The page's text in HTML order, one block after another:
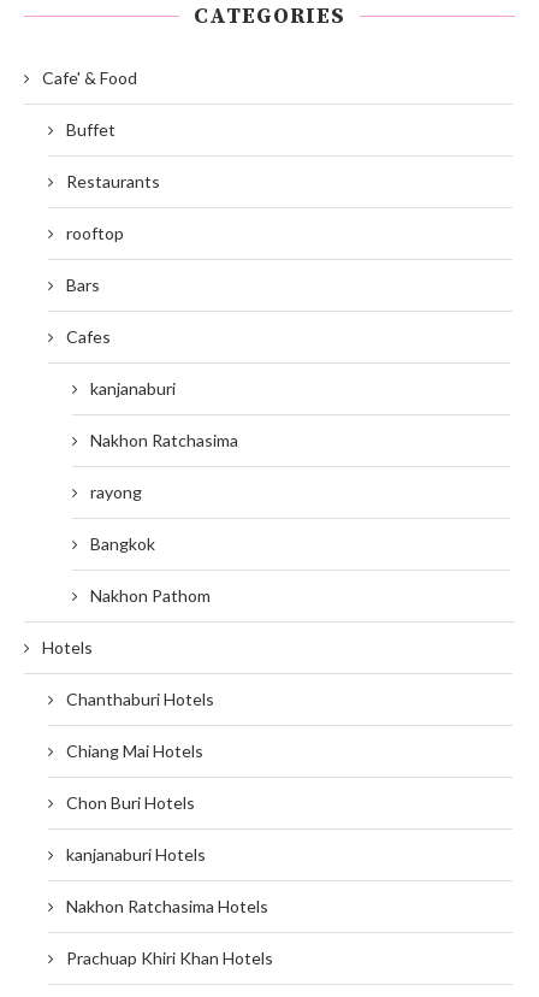
CATEGORIES
Cafe' & Food
Buffet
Restaurants
rooftop
Bars
Cafes
kanjanaburi
Nakhon Ratchasima
rayong
Bangkok
Nakhon Pathom
Hotels
Chanthaburi Hotels
Chiang Mai Hotels
Chon Buri Hotels
kanjanaburi Hotels
Nakhon Ratchasima Hotels
Prachuap Khiri Khan Hotels